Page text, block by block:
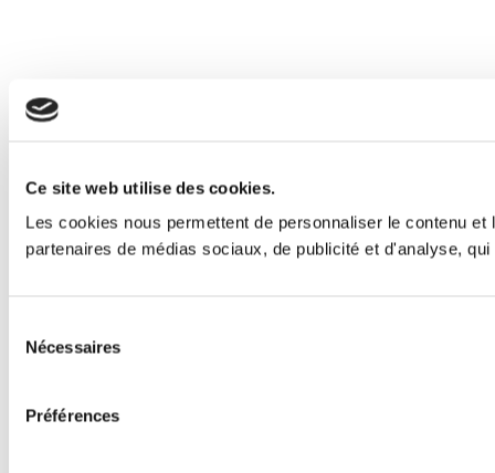
Ce site web utilise des cookies.
Les cookies nous permettent de personnaliser le contenu
partenaires de médias sociaux, de publicité et d'analyse,
Nécessaires
Préférences